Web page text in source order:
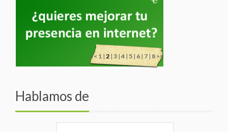
<<1| 2| 3|4|5|6| 7|8>>
Hablamos de